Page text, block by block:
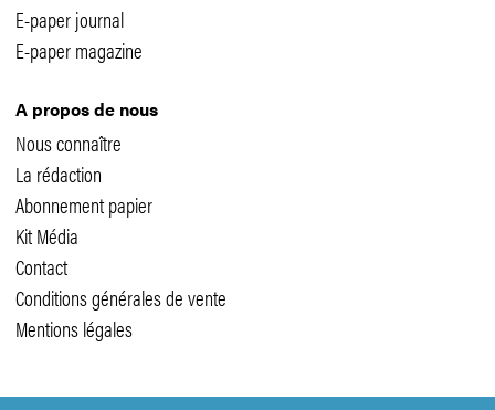
E-paper journal
E-paper magazine
A propos de nous
Nous connaître
La rédaction
Abonnement papier
Kit Média
Contact
Conditions générales de vente
Mentions légales